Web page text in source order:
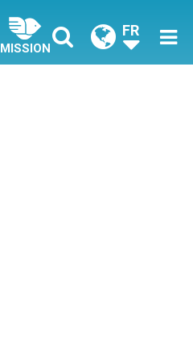
MISSION
FR